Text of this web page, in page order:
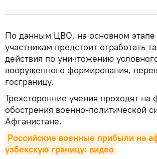
По данным ЦВО, на основном этапе
участникам предстоит отработать
действия по уничтожению
вооруженного формирования,
госграницу.
Трехсторонние учения проходят на
обострения военно-политической
Афганистане.
Российские военные прибыли на
узбекскую границу: видео